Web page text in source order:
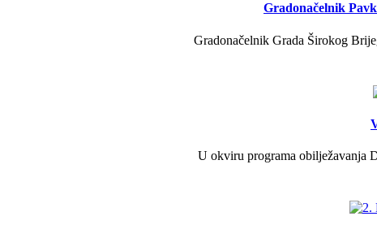
Gradonačelnik
Gradonačelnik Grada Širokog
U okviru programa obilježavanja